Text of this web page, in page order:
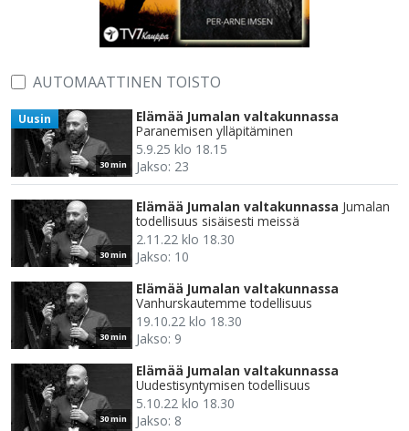
AUTOMAATTINEN TOISTO
30 min
Uusin
Elämää Jumalan valtakunnassa
Paranemisen ylläpitäminen
5.9.25 klo 18.15
Jakso: 23
30 min
Elämää Jumalan valtakunnassa Jumalan
todellisuus sisäisesti meissä
2.11.22 klo 18.30
Jakso: 10
30 min
Elämää Jumalan valtakunnassa
Vanhurskautemme todellisuus
19.10.22 klo 18.30
Jakso: 9
30 min
Elämää Jumalan valtakunnassa
Uudestisyntymisen todellisuus
5.10.22 klo 18.30
Jakso: 8